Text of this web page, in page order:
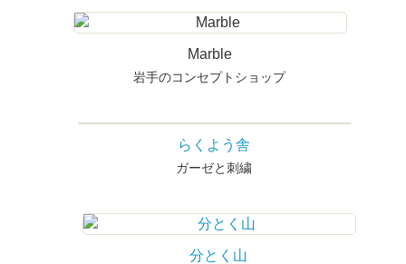
Marble
岩手のコンセプトショップ
らくよう舎
ガーゼと刺繍
分とく山